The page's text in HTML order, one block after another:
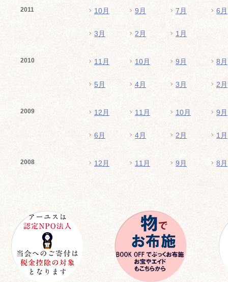
2011 10月 9月 7月 6月
3月 2月 1月
2010 11月 10月 9月 8月
5月 4月 3月 2月
2009 12月 11月 10月 9月
6月 4月 2月 1月
2008 12月 11月 9月 8月